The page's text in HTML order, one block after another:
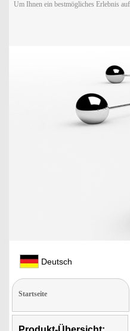
Um Ihnen ein bestmögliches Erlebnis
Deutsch
Startseite